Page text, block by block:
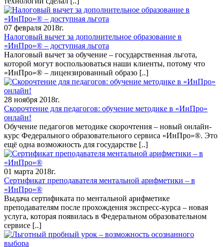
07 февраля 2018г.
Налоговый вычет за дополнительное образование в
«ИнПро»® – доступная льгота
Налоговый вычет за обучение – государственная льгота,
которой могут воспользоваться наши клиенты, потому что
«ИнПро»® – лицензированный образо [..]
28 ноября 2018г.
Скорочтение для педагогов: обучение методике в «ИнПро»
онлайн!
Обучение педагогов методике скорочтения – новый онлайн-
курс Федерального образовательного сервиса «ИнПро»®. Это
ещё одна возможность для государстве [..]
01 марта 2018г.
Сертификат преподавателя ментальной арифметики – в
«ИнПро»®
Выдача сертификата по ментальной арифметике
преподавателям после прохождения экспресс-курса – новая
услуга, которая появилась в Федеральном образовательном
сервисе [..]